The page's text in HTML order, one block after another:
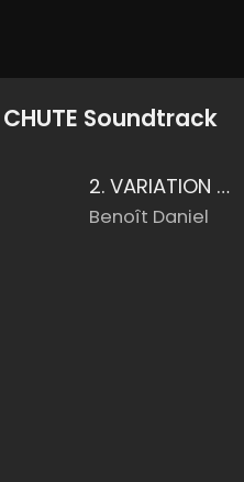
CHUTE Soundtrack
2. VARIATION AUTOUR D'UN PRÉLUDE pt. 2 - Anatomie d'une chute
Benoît Daniel